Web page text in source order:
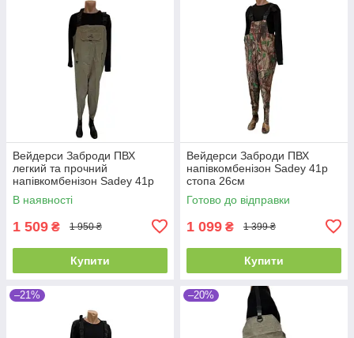
Вейдерси Заброди ПВХ
легкий та прочний
напівкомбенізон Sadey 41р
хакі
В наявності
1 509 ₴ 1 950 ₴
Купити
Вейдерси Заброди ПВХ
напівкомбенізон Sadey 41р
стопа 26см
Готово до відправки
1 099 ₴ 1 399 ₴
Купити
–21% –20%